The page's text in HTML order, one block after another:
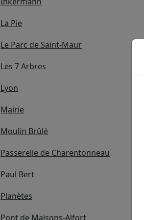
La Pie
Le Parc de Saint-Maur
Les 7 Arbres
Lyon
Mairie
Moulin Brûlé
Passerelle de Charentonneau
Paul Bert
Planètes
Pont de Maisons-Alfort